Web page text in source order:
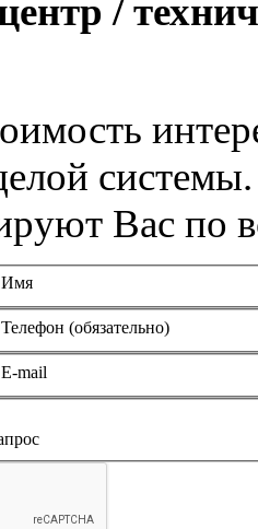
/
Вас по
Имя
Телефон (обязательно)
E-mail